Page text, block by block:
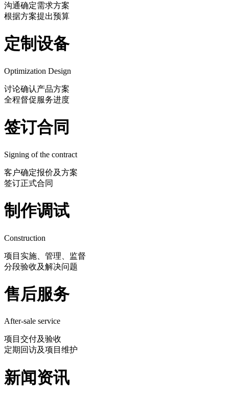
沟通确定需求方案
根据方案提出预算
定制设备
Optimization Design
讨论确认产品方案
全程督促服务进度
签订合同
Signing of the contract
客户确定报价及方案
签订正式合同
制作调试
Construction
项目实施、管理、监督
分段验收及解决问题
售后服务
After-sale service
项目交付及验收
定期回访及项目维护
新闻资讯